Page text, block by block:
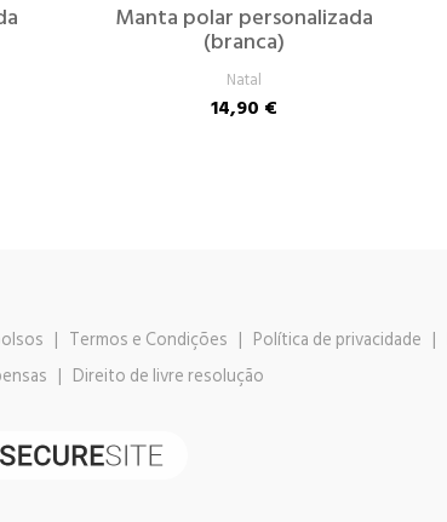
Manta polar personalizada
(branca)
Natal
14,90 €
| Termos e Condições | Política de privacidade |
| Direito de livre resolução